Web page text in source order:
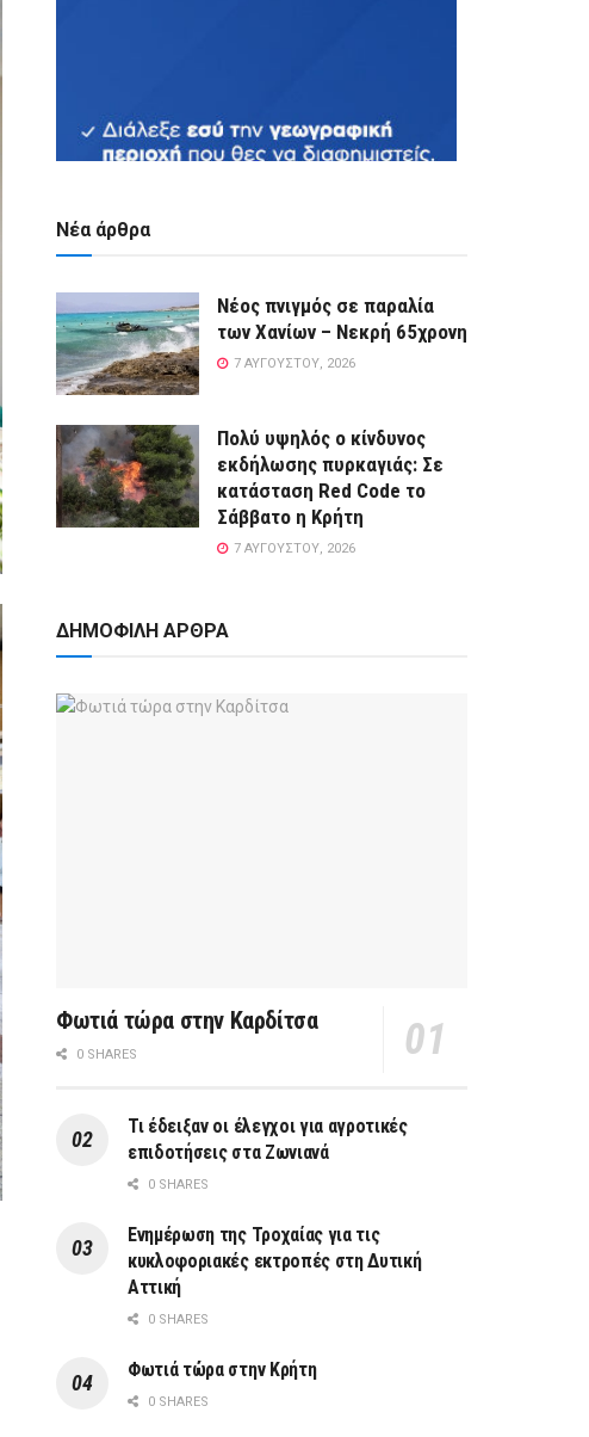
Νέα άρθρα
Νέος πνιγμός σε παραλία
των Χανίων – Νεκρή 65χρονη
7 ΑΥΓΟΎΣΤΟΥ, 2026
Πολύ υψηλός ο κίνδυνος
εκδήλωσης πυρκαγιάς: Σε
κατάσταση Red Code το
Σάββατο η Κρήτη
7 ΑΥΓΟΎΣΤΟΥ, 2026
ΔΗΜΟΦΙΛΗ ΑΡΘΡΑ
Φωτιά τώρα στην Καρδίτσα
0 SHARES
Τι έδειξαν οι έλεγχοι για αγροτικές
επιδοτήσεις στα Ζωνιανά
0 SHARES
Ενημέρωση της Τροχαίας για τις
κυκλοφοριακές εκτροπές στη Δυτική
Αττική
0 SHARES
Φωτιά τώρα στην Κρήτη
0 SHARES